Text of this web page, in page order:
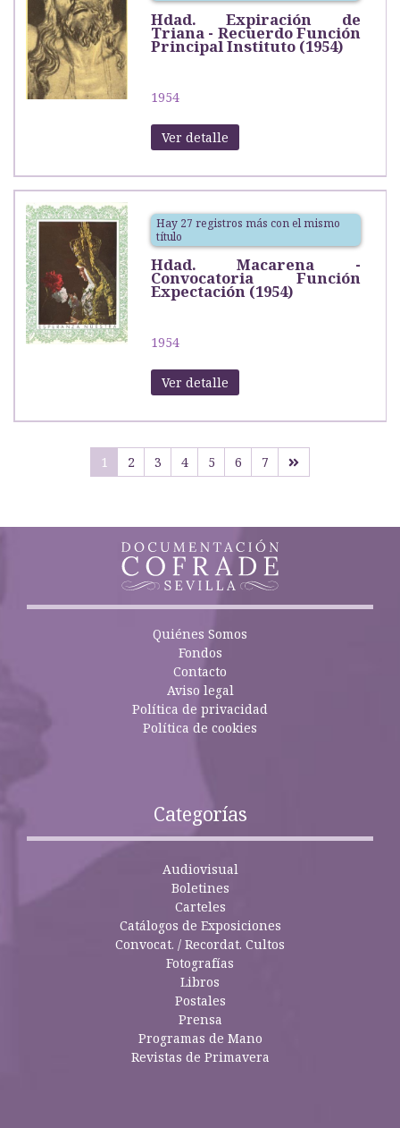
Hdad. Expiración de
Triana - Recuerdo Función
Principal Instituto (1954)
1954
Ver detalle
Hay 27 registros más con el mismo
título
Hdad. Macarena -
Convocatoria Función
Expectación (1954)
1954
Ver detalle
1 2 3 4 5 6 7
Quiénes Somos
Fondos
Contacto
Aviso legal
Política de privacidad
Política de cookies
Categorías
Audiovisual
Boletines
Carteles
Catálogos de Exposiciones
Convocat. / Recordat. Cultos
Fotografías
Libros
Postales
Prensa
Programas de Mano
Revistas de Primavera